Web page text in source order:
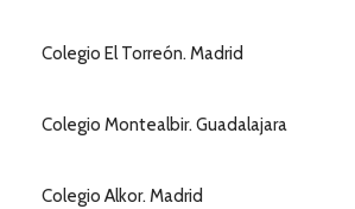
Colegio El Torreón. Madrid
Colegio Montealbir. Guadalajara
Colegio Alkor. Madrid